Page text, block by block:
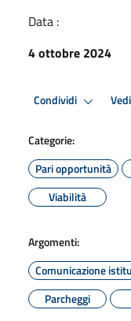
Data :
4 ottobre 2024
Condividi
Categorie:
Pari opportunità
Viabilità
Argomenti:
Comunicazione
Parcheggi